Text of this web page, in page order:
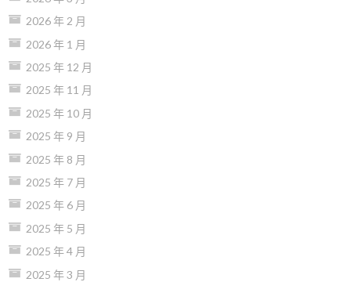
2026 年 2 月
2026 年 1 月
2025 年 12 月
2025 年 11 月
2025 年 10 月
2025 年 9 月
2025 年 8 月
2025 年 7 月
2025 年 6 月
2025 年 5 月
2025 年 4 月
2025 年 3 月